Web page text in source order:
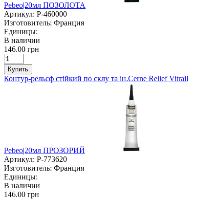
Pebeo|20мл ПОЗОЛОТА
Артикул: P-460000
Изготовитель: Франция
Единицы:
В наличии
146.00 грн
Купить
Контур-рельєф стійкий по склу та ін.Cerne Relief Vitrail
Pebeo|20мл ПРОЗОРИЙ
Артикул: P-773620
Изготовитель: Франция
Единицы:
В наличии
146.00 грн